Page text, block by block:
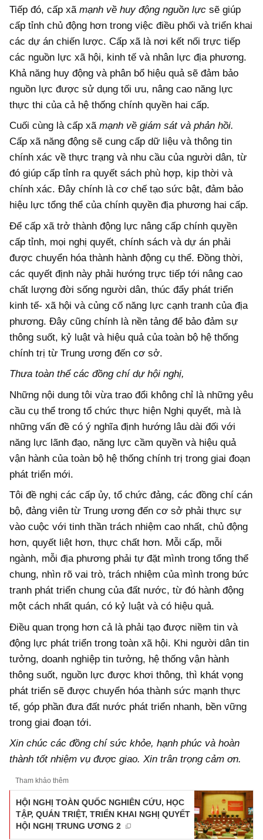
Tiếp đó, cấp xã mạnh về huy động nguồn lực sẽ giúp
cấp tỉnh chủ động hơn trong việc điều phối và triển khai
các dự án chiến lược. Cấp xã là nơi kết nối trực tiếp
các nguồn lực xã hội, kinh tế và nhân lực địa phương.
Khả năng huy động và phân bổ hiệu quả sẽ đảm bảo
nguồn lực được sử dụng tối ưu, nâng cao năng lực
thực thi của cả hệ thống chính quyền hai cấp.
Cuối cùng là cấp xã mạnh về giám sát và phản hồi.
Cấp xã năng động sẽ cung cấp dữ liệu và thông tin
chính xác về thực trạng và nhu cầu của người dân, từ
đó giúp cấp tỉnh ra quyết sách phù hợp, kịp thời và
chính xác. Đây chính là cơ chế tạo sức bật, đảm bảo
hiệu lực tổng thể của chính quyền địa phương hai cấp.
Để cấp xã trở thành động lực nâng cấp chính quyền
cấp tỉnh, mọi nghị quyết, chính sách và dự án phải
được chuyển hóa thành hành động cụ thể. Đồng thời,
các quyết định này phải hướng trực tiếp tới nâng cao
chất lượng đời sống người dân, thúc đẩy phát triển
kinh tế- xã hội và củng cố năng lực cạnh tranh của địa
phương. Đây cũng chính là nền tảng để bảo đảm sự
thông suốt, kỷ luật và hiệu quả của toàn bộ hệ thống
chính trị từ Trung ương đến cơ sở.
Thưa toàn thể các đồng chí dự hội nghị,
Những nội dung tôi vừa trao đổi không chỉ là những yêu
cầu cụ thể trong tổ chức thực hiện Nghị quyết, mà là
những vấn đề có ý nghĩa định hướng lâu dài đối với
năng lực lãnh đạo, năng lực cầm quyền và hiệu quả
vận hành của toàn bộ hệ thống chính trị trong giai đoạn
phát triển mới.
Tôi đề nghị các cấp ủy, tổ chức đảng, các đồng chí cán
bộ, đảng viên từ Trung ương đến cơ sở phải thực sự
vào cuộc với tinh thần trách nhiệm cao nhất, chủ động
hơn, quyết liệt hơn, thực chất hơn. Mỗi cấp, mỗi
ngành, mỗi địa phương phải tự đặt mình trong tổng thể
chung, nhìn rõ vai trò, trách nhiệm của mình trong bức
tranh phát triển chung của đất nước, từ đó hành động
một cách nhất quán, có kỷ luật và có hiệu quả.
Điều quan trọng hơn cả là phải tạo được niềm tin và
động lực phát triển trong toàn xã hội. Khi người dân tin
tưởng, doanh nghiệp tin tưởng, hệ thống vận hành
thông suốt, nguồn lực được khơi thông, thì khát vọng
phát triển sẽ được chuyển hóa thành sức mạnh thực
tế, góp phần đưa đất nước phát triển nhanh, bền vững
trong giai đoạn tới.
Xin chúc các đồng chí sức khỏe, hạnh phúc và hoàn
thành tốt nhiệm vụ được giao. Xin trân trọng cảm ơn.
Tham khảo thêm
HỘI NGHỊ TOÀN QUỐC NGHIÊN CỨU, HỌC
TẬP, QUÁN TRIỆT, TRIỂN KHAI NGHỊ QUYẾT
HỘI NGHỊ TRUNG ƯƠNG 2